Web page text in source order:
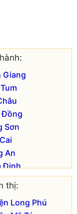
Giang
Đồng
Sơn
An
Định
An
Bình
Thuận
thị:
Long Phú